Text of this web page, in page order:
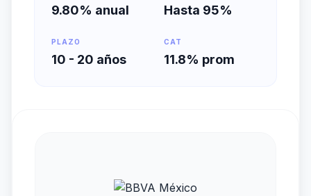
9.80% anual Hasta 95%
PLAZO
10 - 20 años
CAT
11.8% prom